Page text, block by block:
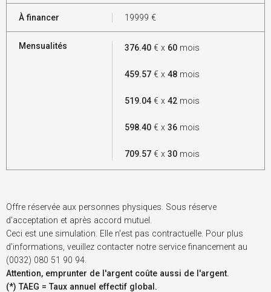
À financer 19999 €
Mensualités 376.40 € x 60 mois
459.57 € x48 mois
519.04 € x42 mois
598.40 € x36 mois
709.57 € x30 mois
Offre réservée aux personnes physiques. Sous réserve
d'acceptation et après accord mutuel.
Ceci est une simulation. Elle n'est pas contractuelle. Pour plus
d'informations, veuillez contacter notre service financement au
(0032) 080 51 90 94.
Attention, emprunter de l'argent coûte aussi de l'argent.
(*) TAEG = Taux annuel effectif global.